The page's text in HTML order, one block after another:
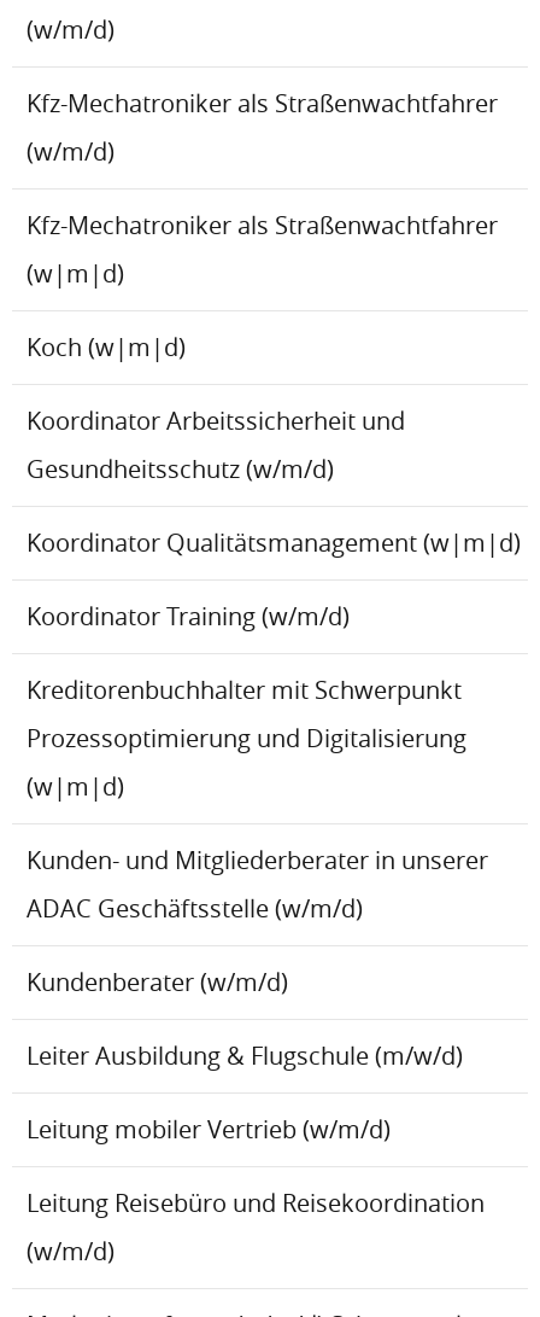
(w/m/d)
Kfz-Mechatroniker als Straßenwachtfahrer
(w/m/d)
Kfz-Mechatroniker als Straßenwachtfahrer
(w|m|d)
Koch (w|m|d)
Koordinator Arbeitssicherheit und
Gesundheitsschutz (w/m/d)
Koordinator Qualitätsmanagement (w|m|d)
Koordinator Training (w/m/d)
Kreditorenbuchhalter mit Schwerpunkt
Prozessoptimierung und Digitalisierung
(w|m|d)
Kunden- und Mitgliederberater in unserer
ADAC Geschäftsstelle (w/m/d)
Kundenberater (w/m/d)
Leiter Ausbildung & Flugschule (m/w/d)
Leitung mobiler Vertrieb (w/m/d)
Leitung Reisebüro und Reisekoordination
(w/m/d)